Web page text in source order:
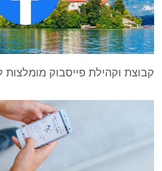
קבוצת וקהילת פייסבוק מומלצות